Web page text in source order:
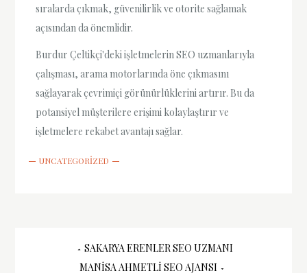
sıralarda çıkmak, güvenilirlik ve otorite sağlamak
açısından da önemlidir.
Burdur Çeltikçi'deki işletmelerin SEO uzmanlarıyla
çalışması, arama motorlarında öne çıkmasını
sağlayarak çevrimiçi görünürlüklerini artırır. Bu da
potansiyel müşterilere erişimi kolaylaştırır ve
işletmelere rekabet avantajı sağlar.
UNCATEGORIZED
SAKARYA ERENLER SEO UZMANI
MANISA AHMETLI SEO AJANSI